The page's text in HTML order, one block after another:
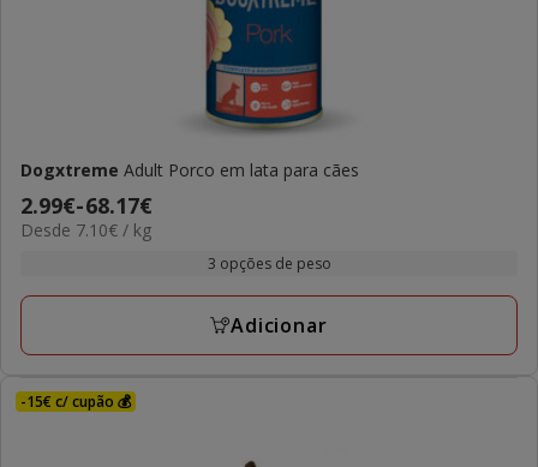
Dogxtreme Adult Porco em lata para cães
Preço
de
a
2.99€-68.17€
7.10€
Desde 7.10€ / kg
3 opções de peso
Adicionar
-15€ c/ cupão 💰